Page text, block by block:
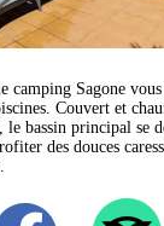
camping Sagone
Couvert et
le bassin principal se
des douces